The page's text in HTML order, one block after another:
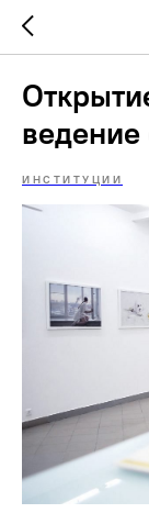
ведение
ИНСТИТУЦИИ